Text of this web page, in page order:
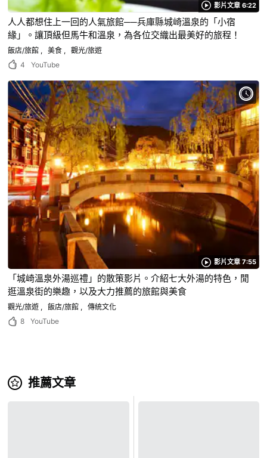
影片文章 6:22
人人都想住上一回的人氣旅館──兵庫縣城崎溫泉的「小宿
緣」。讓頂級但馬牛和溫泉，為各位交織出最美好的旅程！
飯店/旅館 美食
觀光/旅遊
4
YouTube
影片文章 7:55
「城崎溫泉外湯巡禮」的散策影片。介紹七大外湯的特色，閒
逛溫泉街的樂趣，以及大力推薦的旅館與美食
觀光/旅遊 飯店/旅館
傳統文化
8
YouTube
推薦文章